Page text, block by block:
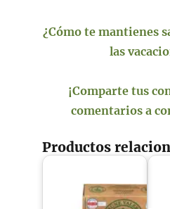
¿Cómo te mantienes
las
¡Comparte tus
comentarios a
Productos